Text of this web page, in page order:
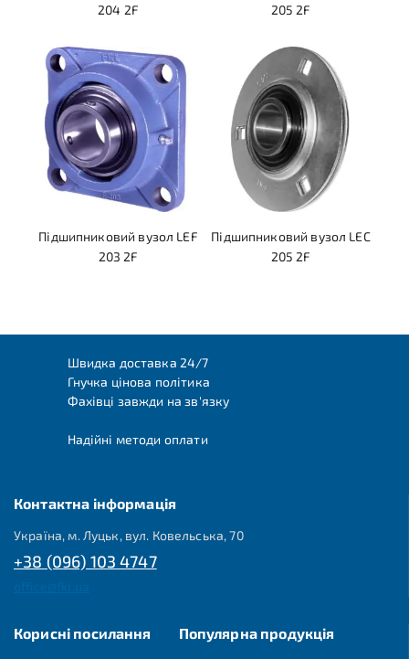
204 2F
205 2F
Підшипниковий вузол LEF
203 2F
Підшипниковий вузол LEC
205 2F
Швидка доставка 24/7
Гнучка цінова політика
Фахівці завжди на зв'язку
Надійні методи оплати
Контактна інформація
Україна, м. Луцьк, вул. Ковельська, 70
+38 (096) 103 4747
Корисні посилання Популярна продукція